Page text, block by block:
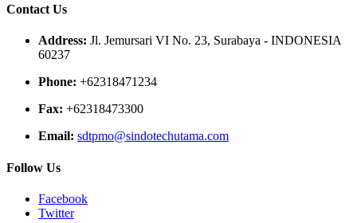
Contact Us
Address: Jl. Jemursari VI No. 23, Surabaya - INDONESIA
60237
Phone: +62318471234
Fax: +62318473300
Email: sdtpmo@sindotechutama.com
Follow Us
Facebook
Twitter